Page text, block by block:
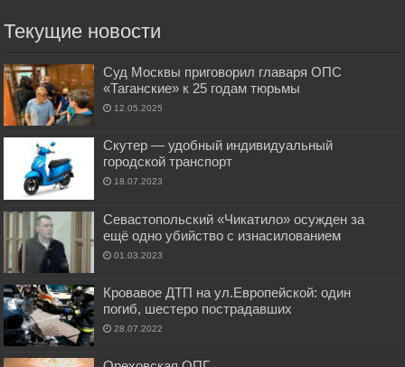
Текущие новости
Суд Москвы приговорил главаря ОПС
«Таганские» к 25 годам тюрьмы
12.05.2025
Скутер — удобный индивидуальный
городской транспорт
18.07.2023
Севастопольский «Чикатило» осужден за
ещё одно убийство с изнасилованием
01.03.2023
Кровавое ДТП на ул.Европейской: один
погиб, шестеро пострадавших
28.07.2022